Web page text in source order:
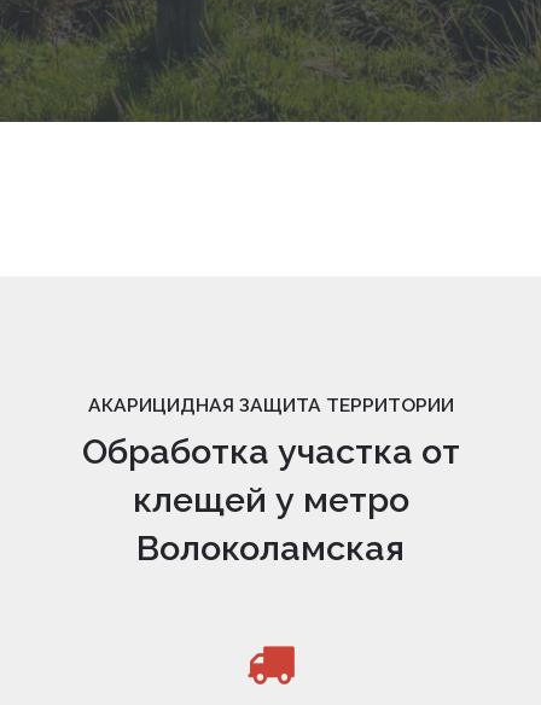
АКАРИЦИДНАЯ ЗАЩИТА ТЕРРИТОРИИ
Обработка участка от
клещей у метро
Волоколамская